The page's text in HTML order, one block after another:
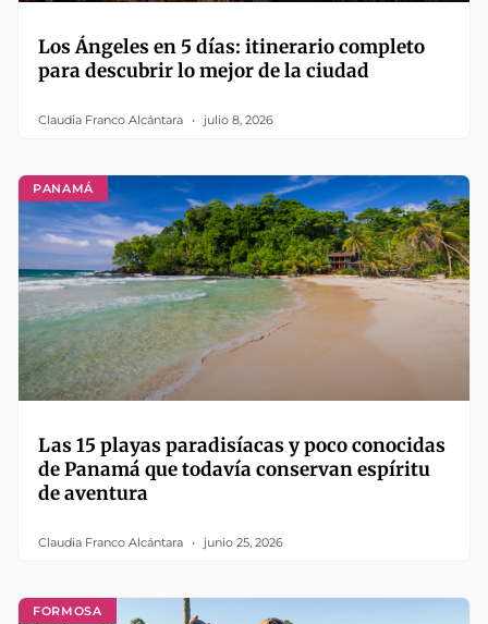
Los Ángeles en 5 días: itinerario completo
para descubrir lo mejor de la ciudad
Claudia Franco Alcántara julio 8, 2026
PANAMÁ
Las 15 playas paradisíacas y poco conocidas
de Panamá que todavía conservan espíritu
de aventura
Claudia Franco Alcántara junio 25, 2026
FORMOSA